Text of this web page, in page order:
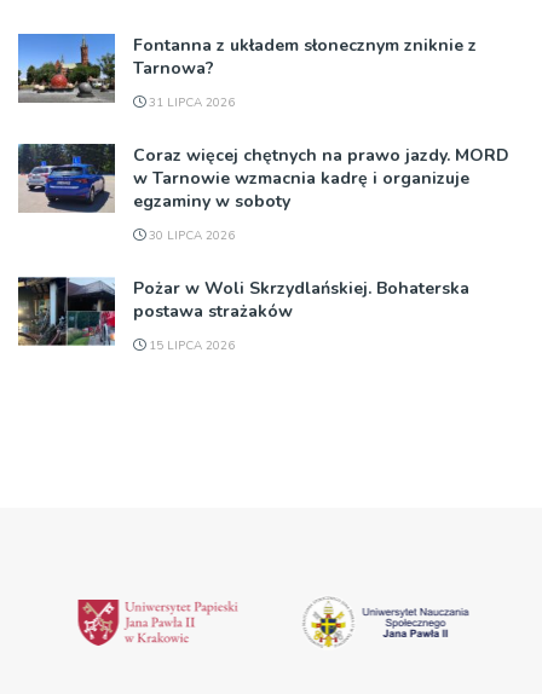
Fontanna z układem słonecznym zniknie z
Tarnowa?
31 LIPCA 2026
Coraz więcej chętnych na prawo jazdy. MORD
w Tarnowie wzmacnia kadrę i organizuje
egzaminy w soboty
30 LIPCA 2026
Pożar w Woli Skrzydlańskiej. Bohaterska
postawa strażaków
15 LIPCA 2026